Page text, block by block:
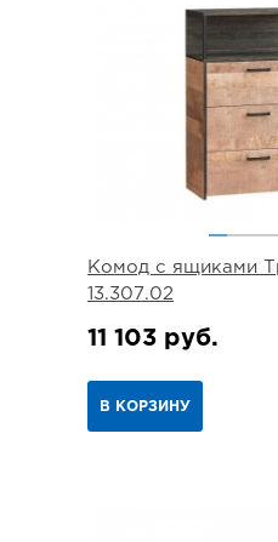
Комод с ящиками
13.307.02
11 103 руб.
В КОРЗИНУ